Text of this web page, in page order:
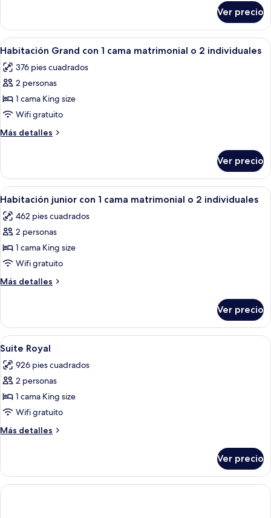
cama
matrimonial
o
2
individuales
Deluxe
con
1
matrimonial
o
individuales
Ver precio
Abrir
todas
las
fotos
de
Habitación
Grand
con
cama
matrimonial
o
2
individuales
Un dormitorio con una cama
7
Habitación Grand con 1 cama matrimonial o 2 individuales
376 pies cuadrados
2 personas
1 cama King size
Wifi gratuito
Más detalles
Más
Grand
con
1
matrimonial
o
individuales
Ver precio
Abrir
todas
las
fotos
de
Habitación
junior
con
cama
matrimonial
o
2
individuales
Un dormitorio amplio con una cama
9
Habitación junior con 1 cama matrimonial o 2 individuales
462 pies cuadrados
2 personas
1 cama King size
Wifi gratuito
Más detalles
Más
junior
con
1
matrimonial
o
individuales
Ver precio
Abrir
todas
las
fotos
de
Suite
Royal
Una habitación amplia con una
16
Suite Royal
926 pies cuadrados
2 personas
1 cama King size
Wifi gratuito
Más detalles
Más
Royal
Ver precio